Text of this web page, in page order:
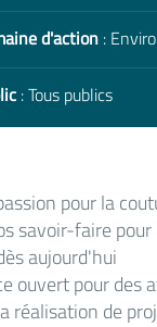
d'action:
: Tous publics
pour la
savoir-faire
aujourd'hui
ouvert pour
réalisation de